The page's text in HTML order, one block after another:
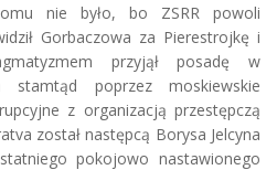
nie było, bo ZSRR powoli
Gorbaczowa za Pierestrojkę i
przyjął posadę w
stamtąd poprzez moskiewskie
z organizacją przestępczą
został następcą Borysa Jelcyna
pokojowo nastawionego